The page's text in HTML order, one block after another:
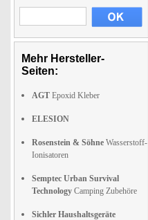
Mehr Hersteller-
Seiten:
AGT Epoxid Kleber
ELESION
Rosenstein & Söhne Wasserstoff-
Ionisatoren
Semptec Urban Survival
Technology Camping Zubehöre
Sichler Haushaltsgeräte